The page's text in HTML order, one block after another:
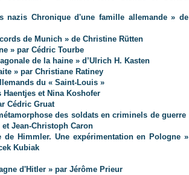
nazis Chronique d'une famille allemande » de
de Munich » de Christine Rütten
» par Cédric Tourbe
de la haine » d’Ulrich H. Kasten
» par Christiane Ratiney
du « Saint-Louis »
Haentjes et Nina Koshofer
Cédric Gruat
des soldats en criminels de guerre
Jean-Christoph Caron
Himmler. Une expérimentation en Pologne »
Kubiak
d'Hitler » par Jérôme Prieur